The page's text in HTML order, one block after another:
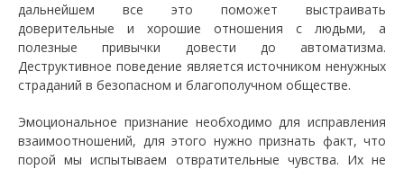
дальнейшем все это поможет выстраивать
доверительные и хорошие отношения с людьми, а
полезные привычки довести до автоматизма.
Деструктивное поведение является источником ненужных
страданий в безопасном и благополучном обществе.
Эмоциональное признание необходимо для исправления
взаимоотношений, для этого нужно признать факт, что
порой мы испытываем отвратительные чувства. Их не